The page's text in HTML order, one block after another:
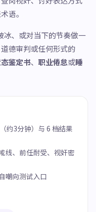
语。
、或对当下的节奏做一
德审判或任何形式的
鉴定书、 职业倦怠或睡
约3分钟）与 6 档结果
线、前任耐受、视奸密
嘲向测试入口